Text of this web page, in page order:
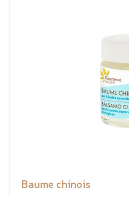
Baume chinois